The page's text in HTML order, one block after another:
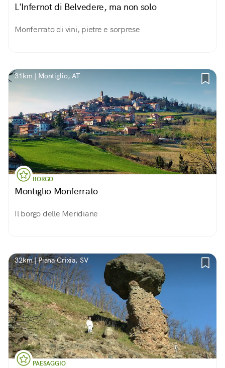
L'Infernot di Belvedere, ma non solo
Monferrato di vini, pietre e sorprese
31km | Montiglio, AT
BORGO
Montiglio Monferrato
Il borgo delle Meridiane
32km | Piana Crixia, SV
PAESAGGIO